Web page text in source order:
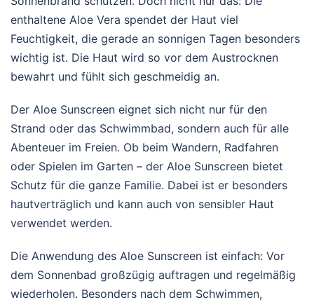
enthaltene Aloe Vera spendet der Haut viel
Feuchtigkeit, die gerade an sonnigen Tagen besonders
wichtig ist. Die Haut wird so vor dem Austrocknen
bewahrt und fühlt sich geschmeidig an.
Der Aloe Sunscreen eignet sich nicht nur für den
Strand oder das Schwimmbad, sondern auch für alle
Abenteuer im Freien. Ob beim Wandern, Radfahren
oder Spielen im Garten – der Aloe Sunscreen bietet
Schutz für die ganze Familie. Dabei ist er besonders
hautverträglich und kann auch von sensibler Haut
verwendet werden.
Die Anwendung des Aloe Sunscreen ist einfach: Vor
dem Sonnenbad großzügig auftragen und regelmäßig
wiederholen. Besonders nach dem Schwimmen,